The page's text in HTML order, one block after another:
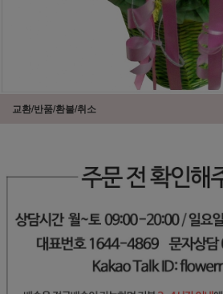
교환/반품/환불/취소